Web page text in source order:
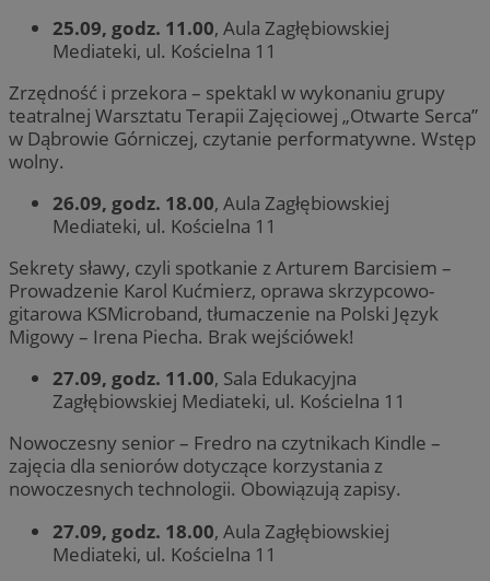
25.09, godz. 11.00, Aula Zagłębiowskiej
Mediateki, ul. Kościelna 11
Zrzędność i przekora – spektakl w wykonaniu grupy
teatralnej Warsztatu Terapii Zajęciowej „Otwarte Serca”
w Dąbrowie Górniczej, czytanie performatywne. Wstęp
wolny.
26.09, godz. 18.00, Aula Zagłębiowskiej
Mediateki, ul. Kościelna 11
Sekrety sławy, czyli spotkanie z Arturem Barcisiem –
Prowadzenie Karol Kućmierz, oprawa skrzypcowo-
gitarowa KSMicroband, tłumaczenie na Polski Język
Migowy – Irena Piecha. Brak wejściówek!
27.09, godz. 11.00, Sala Edukacyjna
Zagłębiowskiej Mediateki, ul. Kościelna 11
Nowoczesny senior – Fredro na czytnikach Kindle –
zajęcia dla seniorów dotyczące korzystania z
nowoczesnych technologii. Obowiązują zapisy.
27.09, godz. 18.00, Aula Zagłębiowskiej
Mediateki, ul. Kościelna 11